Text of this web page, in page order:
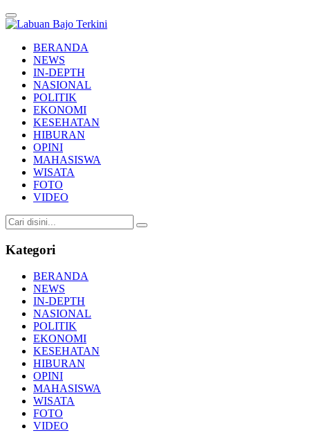
Labuan Bajo Terkini
Aktual & Berimbang
BERANDA
NEWS
IN-DEPTH
NASIONAL
POLITIK
EKONOMI
KESEHATAN
HIBURAN
OPINI
MAHASISWA
WISATA
FOTO
VIDEO
Kategori
BERANDA
NEWS
IN-DEPTH
NASIONAL
POLITIK
EKONOMI
KESEHATAN
HIBURAN
OPINI
MAHASISWA
WISATA
FOTO
VIDEO